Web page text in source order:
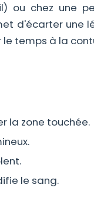
ou chez une
d'écarter une
temps à la
la zone touchée.
le sang.